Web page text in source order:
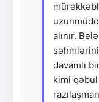
alınır.
davamlı
kimi